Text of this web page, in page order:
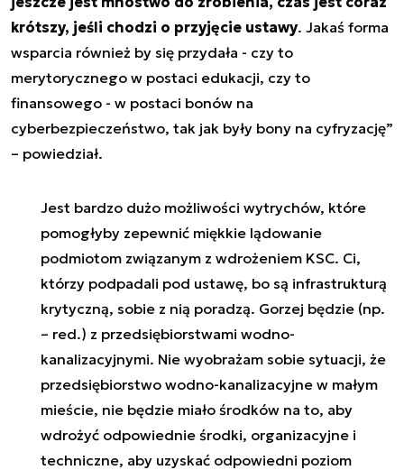
krótszy, jeśli chodzi o przyjęcie ustawy. Jakaś forma
wsparcia również by się przydała - czy to
merytorycznego w postaci edukacji, czy to
finansowego - w postaci bonów na
cyberbezpieczeństwo, tak jak były bony na cyfryzację”
– powiedział.
Jest bardzo dużo możliwości wytrychów, które
pomogłyby zepewnić miękkie lądowanie
podmiotom związanym z wdrożeniem KSC. Ci,
którzy podpadali pod ustawę, bo są infrastrukturą
krytyczną, sobie z nią poradzą. Gorzej będzie (np.
– red.) z przedsiębiorstwami wodno-
kanalizacyjnymi. Nie wyobrażam sobie sytuacji, że
przedsiębiorstwo wodno-kanalizacyjne w małym
mieście, nie będzie miało środków na to, aby
wdrożyć odpowiednie środki, organizacyjne i
techniczne, aby uzyskać odpowiedni poziom